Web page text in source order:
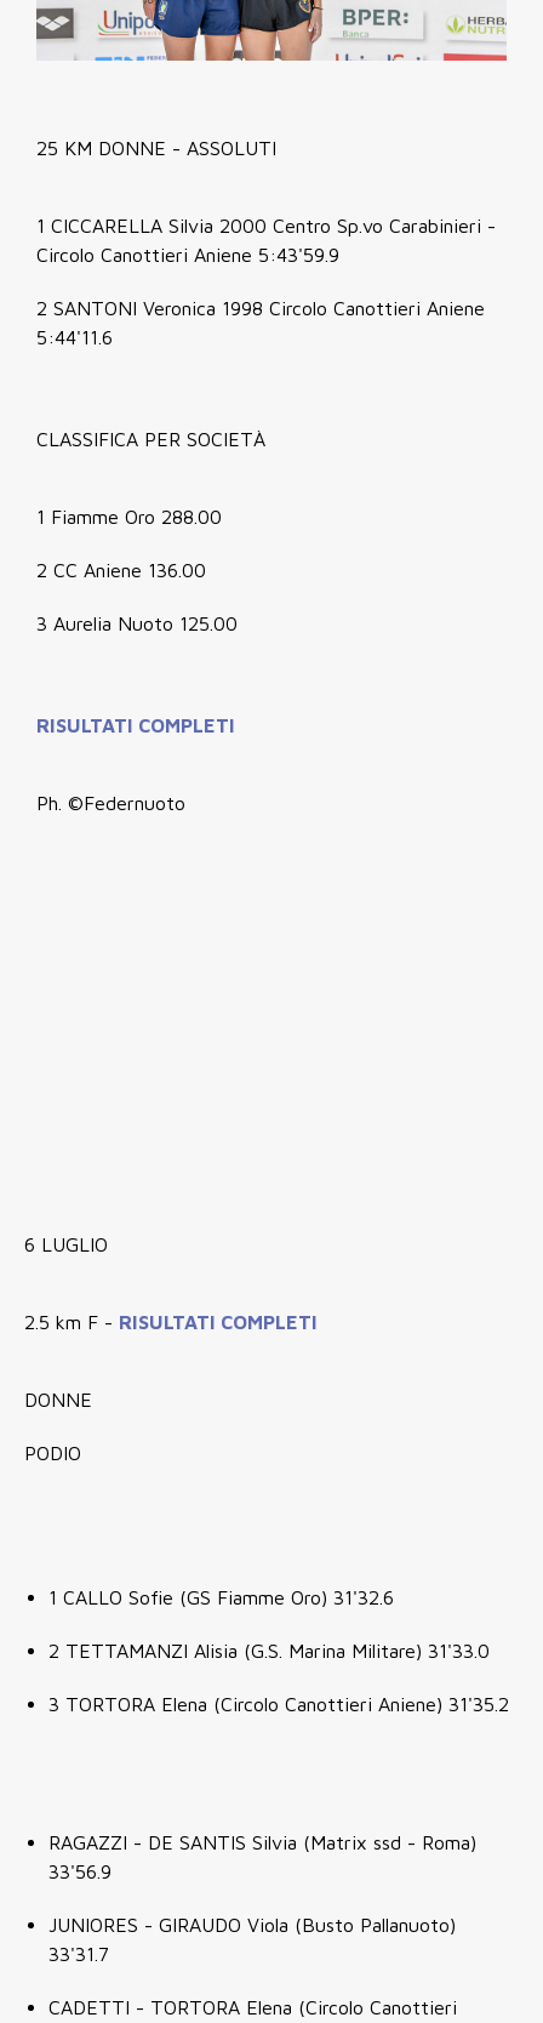
25 KM DONNE - ASSOLUTI
1 CICCARELLA Silvia 2000 Centro Sp.vo Carabinieri -
Circolo Canottieri Aniene 5:43'59.9
2 SANTONI Veronica 1998 Circolo Canottieri Aniene
5:44'11.6
CLASSIFICA PER SOCIETÀ
1 Fiamme Oro 288.00
2 CC Aniene 136.00
3 Aurelia Nuoto 125.00
RISULTATI COMPLETI
Ph. ©Federnuoto
6 LUGLIO
2.5 km F - RISULTATI COMPLETI
DONNE
PODIO
1 CALLO Sofie (GS Fiamme Oro) 31'32.6
2 TETTAMANZI Alisia (G.S. Marina Militare) 31'33.0
3 TORTORA Elena (Circolo Canottieri Aniene) 31'35.2
RAGAZZI - DE SANTIS Silvia (Matrix ssd - Roma)
33'56.9
JUNIORES - GIRAUDO Viola (Busto Pallanuoto)
33'31.7
CADETTI - TORTORA Elena (Circolo Canottieri